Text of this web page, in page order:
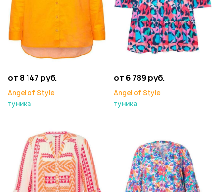
от 8 147 руб.
Angel of Style
туника
от 6 789 руб.
Angel of Style
туника